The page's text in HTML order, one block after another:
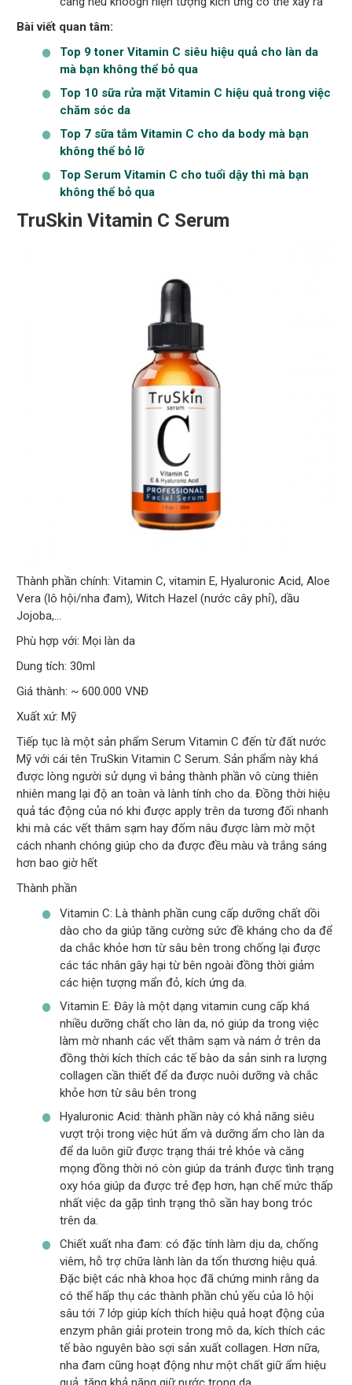
Bài viết quan tâm:
Top 9 toner Vitamin C siêu hiệu quả cho làn da
mà bạn không thể bỏ qua
Top 10 sữa rửa mặt Vitamin C hiệu quả trong việc
chăm sóc da
Top 7 sữa tắm Vitamin C cho da body mà bạn
không thể bỏ lỡ
Top Serum Vitamin C cho tuổi dậy thì mà bạn
không thể bỏ qua
TruSkin Vitamin C Serum
Thành phần chính: Vitamin C, vitamin E, Hyaluronic Acid, Aloe
Vera (lô hội/nha đam), Witch Hazel (nước cây phỉ), dầu
Jojoba,…
Phù hợp với: Mọi làn da
Dung tích: 30ml
Giá thành: ~ 600.000 VNĐ
Xuất xứ: Mỹ
Tiếp tục là một sản phẩm Serum Vitamin C đến từ đất nước
Mỹ với cái tên TruSkin Vitamin C Serum. Sản phẩm này khá
được lòng người sử dụng vì bảng thành phần vô cùng thiên
nhiên mang lại độ an toàn và lành tính cho da. Đồng thời hiệu
quả tác động của nó khi được apply trên da tương đối nhanh
khi mà các vết thâm sạm hay đốm nâu được làm mờ một
cách nhanh chóng giúp cho da được đều màu và trắng sáng
hơn bao giờ hết
Thành phần
Vitamin C: Là thành phần cung cấp dưỡng chất dồi
dào cho da giúp tăng cường sức đề kháng cho da để
da chắc khỏe hơn từ sâu bên trong chống lại được
các tác nhân gây hại từ bên ngoài đồng thời giảm
các hiện tượng mẩn đỏ, kích ứng da.
Vitamin E: Đây là một dạng vitamin cung cấp khá
nhiều dưỡng chất cho làn da, nó giúp da trong việc
làm mờ nhanh các vết thâm sạm và nám ở trên da
đồng thời kích thích các tế bào da sản sinh ra lượng
collagen cần thiết để da được nuôi dưỡng và chắc
khỏe hơn từ sâu bên trong
Hyaluronic Acid: thành phần này có khả năng siêu
vượt trội trong việc hút ẩm và dưỡng ẩm cho làn da
để da luôn giữ được trạng thái trẻ khỏe và căng
mọng đồng thời nó còn giúp da tránh được tình trạng
oxy hóa giúp da được trẻ đẹp hơn, hạn chế mức thấp
nhất việc da gặp tình trạng thô sần hay bong tróc
trên da.
Chiết xuất nha đam: có đặc tính làm dịu da, chống
viêm, hỗ trợ chữa lành làn da tổn thương hiệu quả.
Đặc biệt các nhà khoa học đã chứng minh rằng da
có thể hấp thụ các thành phần chủ yếu của lô hội
sâu tới 7 lớp giúp kích thích hiệu quả hoạt động của
enzym phân giải protein trong mô da, kích thích các
tế bào nguyên bào sợi sản xuất collagen. Hơn nữa,
nha đam cũng hoạt động như một chất giữ ẩm hiệu